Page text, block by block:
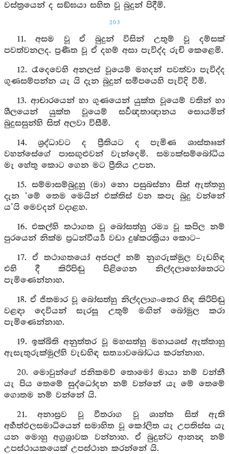
වස්ත්‍රයෙන් ද සඞ්ඝයා සහිත වූ බුදුන් පිදීමි.
203
11. අසම වූ ඒ බුදුන් විසින් උතුම් වූ දම්සක්
පවත්වනලද. ප්‍රණීත වූ ඒ දහම් අසා පැවිද්ද රුචි කෙළෙමි.
12. රෑදෙවෙහි අනලස් වූයෙම් මහදන් පවත්වා පැවිද්ද
ගුණසම්පන්න යැ යි දැන බුදුන් සමීපයෙහි පැවිදි වීමි.
13. ආචාරයෙන් හා ගුණයෙන් යුක්ත වූයෙම් වතින් හා
ශීලයෙන් යුක්ත වූයෙම් සර්‍වඥතාඥානය සොයමින්
බුදුසසුන්හි සිත් අලවා විසීමි.
14. ශ්‍රද්ධාවට ද ප්‍රීතියට ද පැමිණ ශාස්තෲන්
වහන්සේගේ පාසඟුළුවන් වැන්දෙමි. සම්‍යක්සම්බෝධිය
මැ හේතු කොට ගෙන මට ප්‍රීතිය උපන.
15. සම්මාසම්බුදුහු (මා) නො පසුබස්නා සිත් ඇත්තහු
දැන ‘මේ තෙම මෙයින් එක්තිස් වන කපැ බුදු වන්නේ
ය’යි මෙවදන් වදාළහ.
16. එකල්හි තථාගත වූ බෝසත්හු රම්‍ය වූ කපිල නම්
පුරයෙන් නික්ම ප්‍රධන්වීර්‍ය්‍ය වඩා දුෂ්කරක්‍රියා කොට–
17. ඒ තථාගතයෝ අජපල් නම් නුගරුක්මුල වැඩහිඳ
එහි දී කිරිපිඬු පිළිගෙන නිල්දලාහෝතෙරට
පැමිණෙන්නාහ.
18. ඒ ජිතමාර වූ බෝසත්හු නිල්දලාගංතෙර හිඳ කිරිපිඬු
වළඳා දෙවියන් සැරසූ උතුම් මඟින් බෝමුල කරා
පැමිණෙන්නාහ.
19. ඉක්බිති අනුත්තර වූ මහසත්හු මහායශස් ඇත්තාහු
ඇසැතුරුක්මුල්හි වැඩහිඳ සත්‍යාවබෝධය කරන්නාහ.
20. මොවුන්ගේ ජනිකමව් තොමෝ මායා නම් වන්නී
යැ පිය තෙමේ සුද්ධෝදන නම් වන්නේ යැ මේ තෙමේ
ගොතම නම් වන්නේ යි.
21. අනාස්‍රව වූ වීතරාග වූ ශාන්ත සිත් ඇති
අර්‍හත්ඵලසමාධියෙන් සමාහිත වූ කෝලිත යැ උපතිස්ස යැ
යන මොහු අග්‍රශ්‍රාවක වන්නාහ. ඒ බුදුන්ට ආනන්‍ද නම්
උපස්ථායකයෙක් උපස්ථාන කරන්නේ යි.